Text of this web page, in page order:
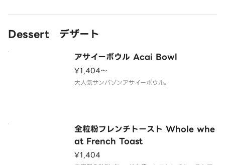
Dessert デザート
アサイーボウル Acai Bowl
¥1,404〜
大人気サンバゾンアサイーボウル。
全粒粉フレンチトースト Whole whe
at French Toast
¥1,404